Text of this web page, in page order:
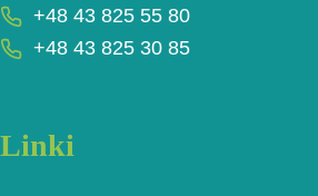
+48 43 825 55 80
+48 43 825 30 85
Linki